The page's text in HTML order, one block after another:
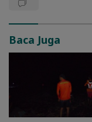
Baca Juga